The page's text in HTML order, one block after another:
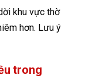
khu vực thờ
hơn. Lưu ý
trong